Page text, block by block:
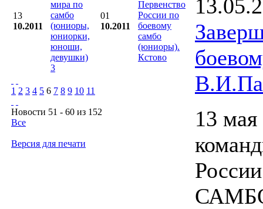
13
10.2011
мира по
самбо
(юниоры,
юниорки,
юноши,
девушки)
3
01
10.2011
Первенство
России по
боевому
самбо
(юниоры).
Кстово
1 2 3 4 5 6 7 8 9 10 11
Новости 51 - 60 из 152
Все
Версия для печати
13 мая